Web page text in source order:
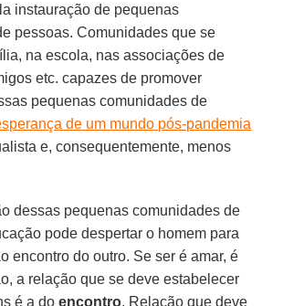
instauração de pequenas
pessoas. Comunidades que se
na escola, nas associações de
etc. capazes de promover
pequenas comunidades de
de um mundo pós-pandemia
e, consequentemente, menos
dessas pequenas comunidades de
pode despertar o homem para
encontro do outro. Se ser é amar, é
a relação que se deve estabelecer
é a doencontro. Relação que deve